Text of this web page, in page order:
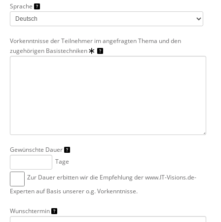
Sprache
Vorkenntnisse der Teilnehmer im angefragten Thema und den
zugehörigen Basistechniken
Gewünschte Dauer
Tage
Zur Dauer erbitten wir die Empfehlung der www.IT-Visions.de-
Experten auf Basis unserer o.g. Vorkenntnisse.
Wunschtermin